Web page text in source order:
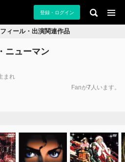
登録・ログイン
ィール・出演関連作品
ニューマン
まれ
Fanが7 人います。